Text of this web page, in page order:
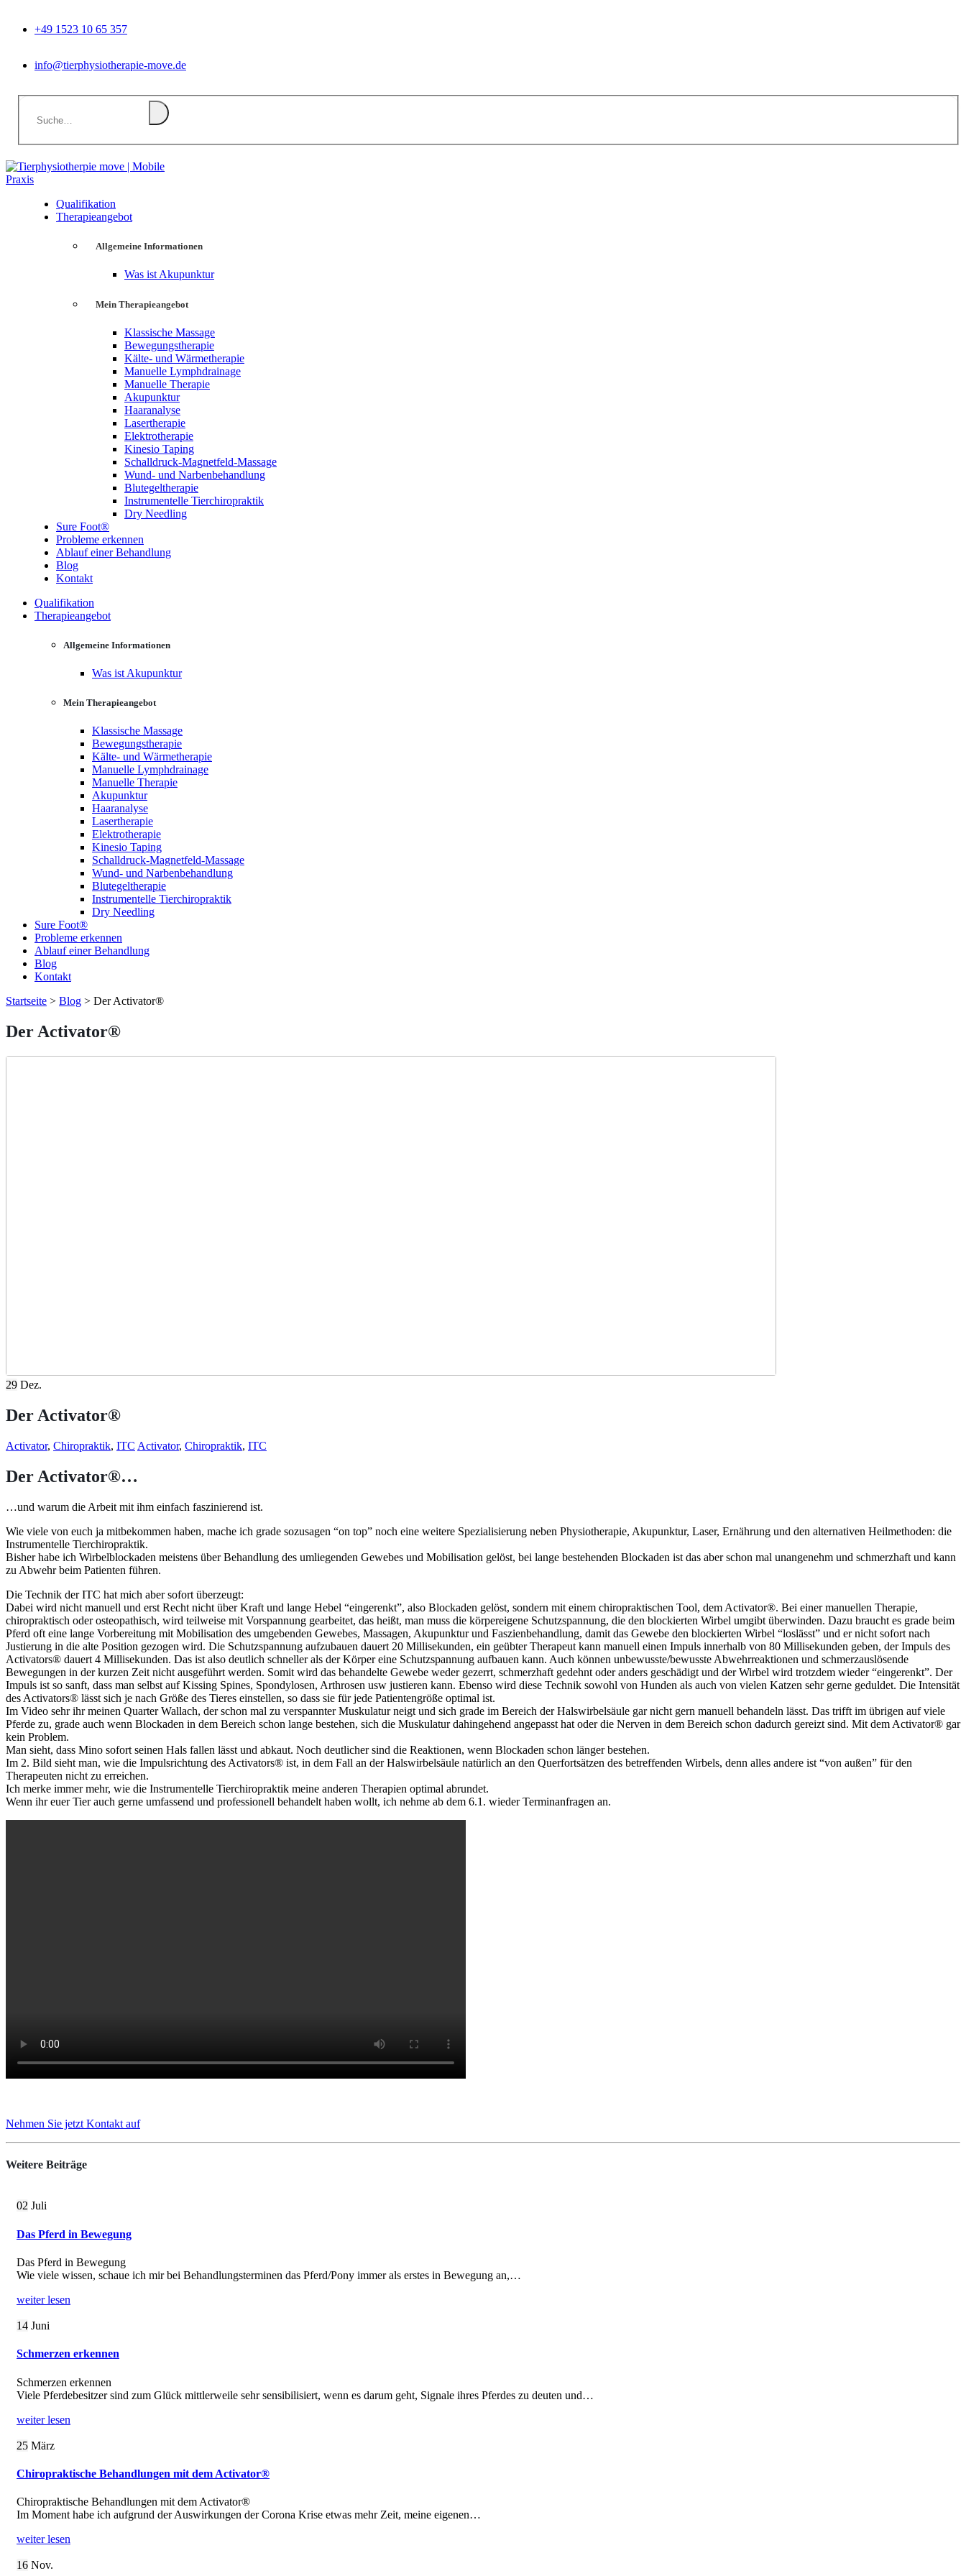
+49 1523 10 65 357
info@tierphysiotherapie-move.de
Qualifikation
Therapieangebot
Allgemeine Informationen
Was ist Akupunktur
Mein Therapieangebot
Klassische Massage
Bewegungstherapie
Kälte- und Wärmetherapie
Manuelle Lymphdrainage
Manuelle Therapie
Akupunktur
Haaranalyse
Lasertherapie
Elektrotherapie
Kinesio Taping
Schalldruck-Magnetfeld-Massage
Wund- und Narbenbehandlung
Blutegeltherapie
Instrumentelle Tierchiropraktik
Dry Needling
Sure Foot®
Probleme erkennen
Ablauf einer Behandlung
Blog
Kontakt
Qualifikation
Therapieangebot
Allgemeine Informationen
Was ist Akupunktur
Mein Therapieangebot
Klassische Massage
Bewegungstherapie
Kälte- und Wärmetherapie
Manuelle Lymphdrainage
Manuelle Therapie
Akupunktur
Haaranalyse
Lasertherapie
Elektrotherapie
Kinesio Taping
Schalldruck-Magnetfeld-Massage
Wund- und Narbenbehandlung
Blutegeltherapie
Instrumentelle Tierchiropraktik
Dry Needling
Sure Foot®
Probleme erkennen
Ablauf einer Behandlung
Blog
Kontakt
Startseite > Blog > Der Activator®
Der Activator®
29 Dez.
Der Activator®
Activator, Chiropraktik, ITC Activator, Chiropraktik, ITC
Der Activator®…
…und warum die Arbeit mit ihm einfach faszinierend ist.
Wie viele von euch ja mitbekommen haben, mache ich grade sozusagen “on top” noch eine weitere Spezialisierung neben Physiotherapie, Akupunktur, Laser, Ernährung und den alternativen Heilmethoden: die
Instrumentelle Tierchiropraktik.
Bisher habe ich Wirbelblockaden meistens über Behandlung des umliegenden Gewebes und Mobilisation gelöst, bei lange bestehenden Blockaden ist das aber schon mal unangenehm und schmerzhaft und kann
zu Abwehr beim Patienten führen.
Die Technik der ITC hat mich aber sofort überzeugt:
Dabei wird nicht manuell und erst Recht nicht über Kraft und lange Hebel “eingerenkt”, also Blockaden gelöst, sondern mit einem chiropraktischen Tool, dem Activator®. Bei einer manuellen Therapie,
chiropraktisch oder osteopathisch, wird teilweise mit Vorspannung gearbeitet, das heißt, man muss die körpereigene Schutzspannung, die den blockierten Wirbel umgibt überwinden. Dazu braucht es grade beim
Pferd oft eine lange Vorbereitung mit Mobilisation des umgebenden Gewebes, Massagen, Akupunktur und Faszienbehandlung, damit das Gewebe den blockierten Wirbel “loslässt” und er nicht sofort nach
Justierung in die alte Position gezogen wird. Die Schutzspannung aufzubauen dauert 20 Millisekunden, ein geübter Therapeut kann manuell einen Impuls innerhalb von 80 Millisekunden geben, der Impuls des
Activators® dauert 4 Millisekunden. Das ist also deutlich schneller als der Körper eine Schutzspannung aufbauen kann. Auch können unbewusste/bewusste Abwehrreaktionen und schmerzauslösende
Bewegungen in der kurzen Zeit nicht ausgeführt werden. Somit wird das behandelte Gewebe weder gezerrt, schmerzhaft gedehnt oder anders geschädigt und der Wirbel wird trotzdem wieder “eingerenkt”. Der
Impuls ist so sanft, dass man selbst auf Kissing Spines, Spondylosen, Arthrosen usw justieren kann. Ebenso wird diese Technik sowohl von Hunden als auch von vielen Katzen sehr gerne geduldet. Die Intensität
des Activators® lässt sich je nach Größe des Tieres einstellen, so dass sie für jede Patientengröße optimal ist.️
Im Video sehr ihr meinen Quarter Wallach, der schon mal zu verspannter Muskulatur neigt und sich grade im Bereich der Halswirbelsäule gar nicht gern manuell behandeln lässt. Das trifft im übrigen auf viele
Pferde zu, grade auch wenn Blockaden in dem Bereich schon lange bestehen, sich die Muskulatur dahingehend angepasst hat oder die Nerven in dem Bereich schon dadurch gereizt sind. Mit dem Activator® gar
kein Problem.
Man sieht, dass Mino sofort seinen Hals fallen lässt und abkaut. Noch deutlicher sind die Reaktionen, wenn Blockaden schon länger bestehen.
Im 2. Bild sieht man, wie die Impulsrichtung des Activators® ist, in dem Fall an der Halswirbelsäule natürlich an den Querfortsätzen des betreffenden Wirbels, denn alles andere ist “von außen” für den
Therapeuten nicht zu erreichen.
Ich merke immer mehr, wie die Instrumentelle Tierchiropraktik meine anderen Therapien optimal abrundet.
Wenn ihr euer Tier auch gerne umfassend und professionell behandelt haben wollt, ich nehme ab dem 6.1. wieder Terminanfragen an.
Nehmen Sie jetzt Kontakt auf
Weitere Beiträge
02 Juli
Das Pferd in Bewegung
Das Pferd in Bewegung
Wie viele wissen, schaue ich mir bei Behandlungsterminen das Pferd/Pony immer als erstes in Bewegung an,…
weiter lesen
14 Juni
Schmerzen erkennen
Schmerzen erkennen
Viele Pferdebesitzer sind zum Glück mittlerweile sehr sensibilisiert, wenn es darum geht, Signale ihres Pferdes zu deuten und…
weiter lesen
25 März
Chiropraktische Behandlungen mit dem Activator®
Chiropraktische Behandlungen mit dem Activator®
Im Moment habe ich aufgrund der Auswirkungen der Corona Krise etwas mehr Zeit, meine eigenen…
weiter lesen
16 Nov.